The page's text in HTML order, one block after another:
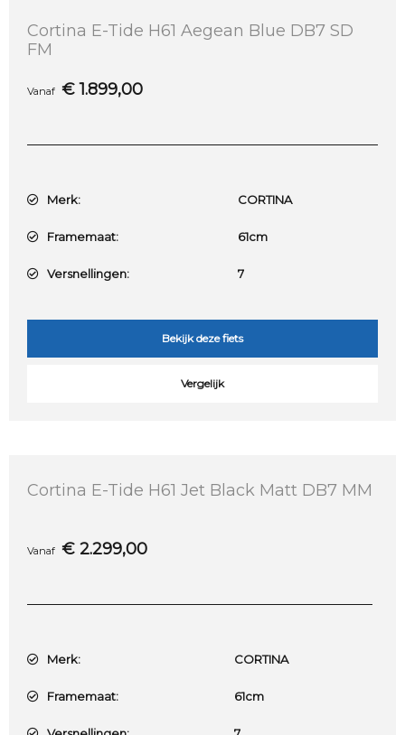
Cortina E-Tide H61 Aegean Blue DB7 SD
FM
Vanaf € 1.899,00
Merk: CORTINA
Framemaat: 61cm
Versnellingen: 7
Bekijk deze fiets
Vergelijk
Cortina E-Tide H61 Jet Black Matt DB7 MM
Vanaf € 2.299,00
Merk: CORTINA
Framemaat: 61cm